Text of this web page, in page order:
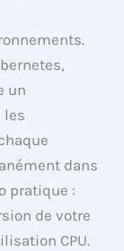
un
les
dans
pratique :
de votre
CPU.